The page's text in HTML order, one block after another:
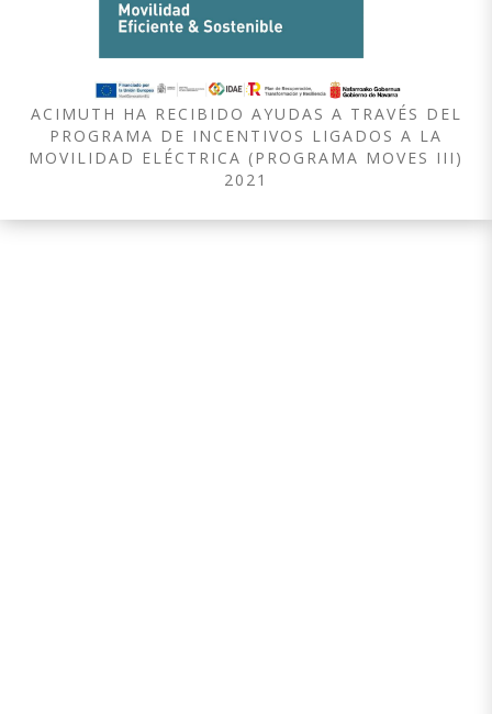
ACIMUTH HA RECIBIDO AYUDAS A TRAVÉS DEL
PROGRAMA DE INCENTIVOS LIGADOS A LA
MOVILIDAD ELÉCTRICA (PROGRAMA MOVES III)
2021